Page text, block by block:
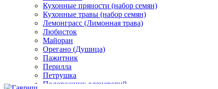
Кухонные пряности (набор семян)
Кухонные травы (набор семян)
Лемонграсс (Лимонная трава)
Любисток
Майоран
Орегано (Душица)
Пажитник
Перилла
Петрушка
Подорожник оленерогий